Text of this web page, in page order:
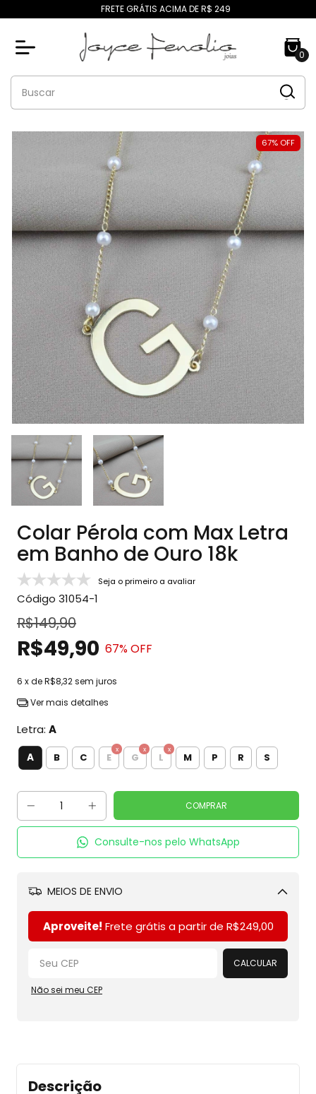
FRETE GRÁTIS ACIMA DE R$ 249
0
67% OFF
Colar Pérola com Max Letra
em Banho de Ouro 18k
Seja o primeiro a avaliar
Código 31054-1
R$149,90
R$49,90 67% OFF
6 x deR$8,32sem juros
Ver mais detalhes
Letra: A
A B C E G L M P R S
Consulte-nos pelo WhatsApp
MEIOS DE ENVIO
Aproveite! Frete grátis a partir de R$249,00
CALCULAR
Não sei meu CEP
Descrição